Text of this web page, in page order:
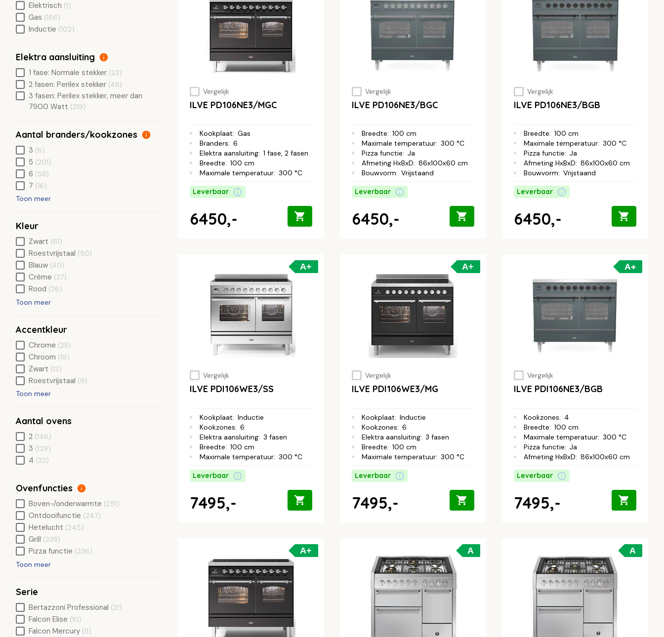
Vergelijk
ILVE PD106NE3/MGC
Kookplaat: Gas
Branders: 6
Elektra aansluiting: 1 fase, 2 fasen
Breedte: 100 cm
Maximale temperatuur: 300 °C
Leverbaar
6450,-
Vergelijk
ILVE PD106NE3/BGC
Breedte: 100 cm
Maximale temperatuur: 300 °C
Pizza functie: Ja
Afmeting HxBxD: 86x100x60 cm
Bouwvorm: Vrijstaand
Leverbaar
6450,-
Vergelijk
ILVE PD106NE3/BGB
Breedte: 100 cm
Maximale temperatuur: 300 °C
Pizza functie: Ja
Afmeting HxBxD: 86x100x60 cm
Bouwvorm: Vrijstaand
Leverbaar
6450,-
A+
Vergelijk
ILVE PDI106WE3/SS
Kookplaat: Inductie
Kookzones: 6
Elektra aansluiting: 3 fasen
Breedte: 100 cm
Maximale temperatuur: 300 °C
Leverbaar
7495,-
A+
Vergelijk
ILVE PDI106WE3/MG
Kookplaat: Inductie
Kookzones: 6
Elektra aansluiting: 3 fasen
Breedte: 100 cm
Maximale temperatuur: 300 °C
Leverbaar
7495,-
A+
Vergelijk
ILVE PDI106NE3/BGB
Kookzones: 4
Breedte: 100 cm
Maximale temperatuur: 300 °C
Pizza functie: Ja
Afmeting HxBxD: 86x100x60 cm
Leverbaar
7495,-
A+ A A
Elektrisch (1)
Gas (186)
Inductie (102)
Elektra aansluiting
1 fase: Normale stekker (23)
2 fasen: Perilex stekker (48)
3 fasen: Perilex stekker, meer dan
7900 Watt (219)
Aantal branders/kookzones
3 (6)
5 (201)
6 (58)
7 (16)
Toon meer
Kleur
Zwart (61)
Roestvrijstaal (50)
Blauw (40)
Crème (27)
Rood (26)
Toon meer
Accentkleur
Chrome (28)
Chroom (19)
Zwart (12)
Roestvrijstaal (9)
Toon meer
Aantal ovens
2 (146)
3 (129)
4 (22)
Ovenfuncties
Boven-/onderwarmte (251)
Ontdooifunctie (247)
Hetelucht (245)
Grill (238)
Pizza functie (236)
Toon meer
Serie
Bertazzoni Professional (21)
Falcon Elise (10)
Falcon Mercury (11)